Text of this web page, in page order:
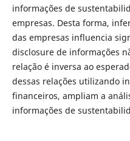
informações de
empresas. Desta forma,
das empresas influencia
disclosure de informações
relação é inversa ao
dessas relações utilizando
financeiros, ampliam a
informações de